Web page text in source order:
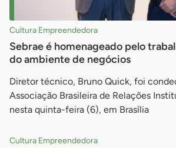
Cultura Empreendedora
Sebrae é homenageado pelo
do ambiente de negócios
Diretor técnico, Bruno Quick, foi
Associação Brasileira de Relações
nesta quinta-feira (6), em Brasília
Cultura Empreendedora